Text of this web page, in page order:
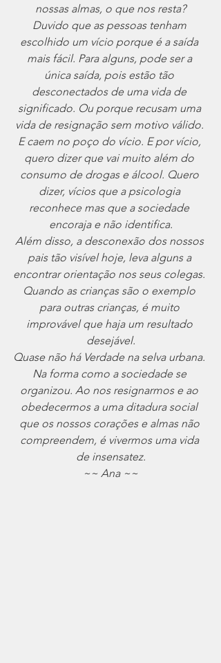
nossas almas, o que nos resta?
Duvido que as pessoas tenham
escolhido um vício porque é a saída
mais fácil. Para alguns, pode ser a
única saída, pois estão tão
desconectados de uma vida de
significado. Ou porque recusam uma
vida de resignação sem motivo válido.
E caem no poço do vício. E por vício,
quero dizer que vai muito além do
consumo de drogas e álcool. Quero
dizer, vícios que a psicologia
reconhece mas que a sociedade
encoraja e não identifica.
Além disso, a desconexão dos nossos
pais tão visível hoje, leva alguns a
encontrar orientação nos seus colegas.
Quando as crianças são o exemplo
para outras crianças, é muito
improvável que haja um resultado
desejável.
Quase não há Verdade na selva urbana.
Na forma como a sociedade se
organizou. Ao nos resignarmos e ao
obedecermos a uma ditadura social
que os nossos corações e almas não
compreendem, é vivermos uma vida
de insensatez.
~~ Ana ~~